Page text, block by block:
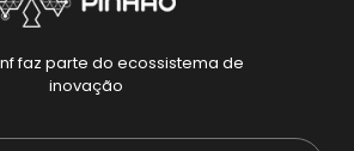
faz parte do ecossistema de
inovação